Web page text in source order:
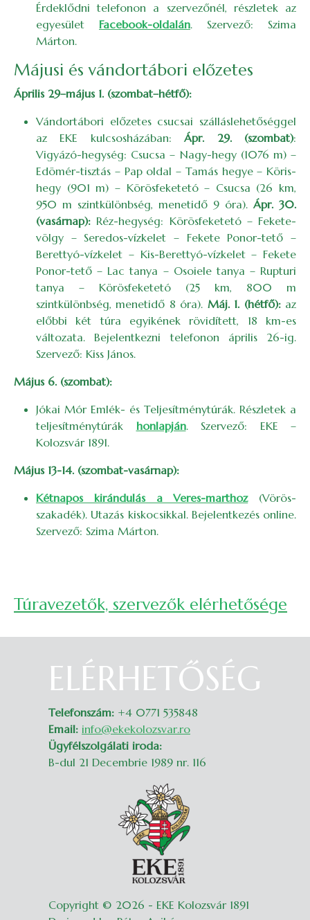
Érdeklődni telefonon a szervezőnél, részletek az
egyesület Facebook-oldalán. Szervező: Szima
Márton.
Májusi és vándortábori előzetes
Április 29–május 1. (szombat–hétfő):
Vándortábori előzetes csucsai szálláslehetőséggel
az EKE kulcsosházában:Ápr. 29. (szombat):
Vigyázó-hegység: Csucsa – Nagy-hegy (1076 m) –
Edömér-tisztás – Pap oldal – Tamás hegye – Köris-
hegy (901 m) – Körösfeketetó – Csucsa (26 km,
950 m szintkülönbség, menetidő 9 óra). Ápr. 30.
(vasárnap): Réz-hegység: Körösfeketetó – Fekete-
völgy – Seredos-vízkelet – Fekete Ponor-tető –
Berettyó-vízkelet – Kis-Berettyó-vízkelet – Fekete
Ponor-tető – Lac tanya – Osoiele tanya – Rupturi
tanya – Körösfeketetó (25 km, 800 m
szintkülönbség, menetidő 8 óra). Máj. 1. (hétfő):az
előbbi két túra egyikének rövidített, 18 km-es
változata. Bejelentkezni telefonon április 26-ig.
Szervező: Kiss János.
Május 6. (szombat):
Jókai Mór Emlék- és Teljesítménytúrák. Részletek a
teljesítménytúrák honlapján. Szervező: EKE –
Kolozsvár 1891.
Május 13-14. (szombat-vasárnap):
Kétnapos kirándulás a Veres-marthoz(Vörös-
szakadék). Utazás kiskocsikkal. Bejelentkezés online.
Szervező: Szima Márton.
Túravezetők, szervezők elérhetősége
ELÉRHETŐSÉG
Telefonszám: +4 0771 535848
Email: info@ekekolozsvar.ro
Ügyfélszolgálati iroda:
B-dul 21 Decembrie 1989 nr. 116
Copyright © 2026 - EKE Kolozsvár 1891